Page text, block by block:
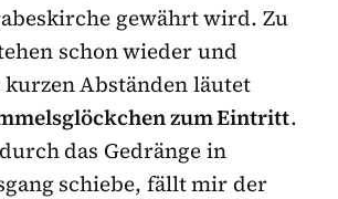
gewährt wird. Zu
schon wieder und
Abständen läutet
zum Eintritt.
das Gedränge in
schiebe, fällt mir der